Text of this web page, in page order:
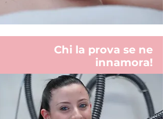
Chi la prova se ne
innamora!